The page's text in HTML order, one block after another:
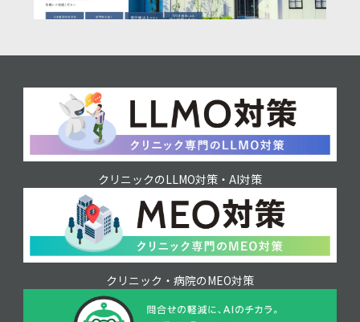
クリニックのLLMO対策・AI対策
クリニック・病院のMEO対策